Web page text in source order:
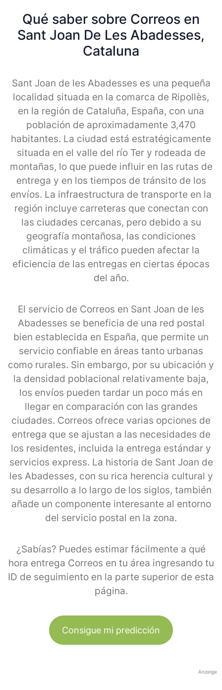
Qué saber sobre Correos en
Sant Joan De Les Abadesses,
Cataluna
Sant Joan de les Abadesses es una pequeña
localidad situada en la comarca de Ripollès,
en la región de Cataluña, España, con una
población de aproximadamente 3,470
habitantes. La ciudad está estratégicamente
situada en el valle del río Ter y rodeada de
montañas, lo que puede influir en las rutas de
entrega y en los tiempos de tránsito de los
envíos. La infraestructura de transporte en la
región incluye carreteras que conectan con
las ciudades cercanas, pero debido a su
geografía montañosa, las condiciones
climáticas y el tráfico pueden afectar la
eficiencia de las entregas en ciertas épocas
del año.
El servicio de Correos en Sant Joan de les
Abadesses se beneficia de una red postal
bien establecida en España, que permite un
servicio confiable en áreas tanto urbanas
como rurales. Sin embargo, por su ubicación y
la densidad poblacional relativamente baja,
los envíos pueden tardar un poco más en
llegar en comparación con las grandes
ciudades. Correos ofrece varias opciones de
entrega que se ajustan a las necesidades de
los residentes, incluida la entrega estándar y
servicios express. La historia de Sant Joan de
les Abadesses, con su rica herencia cultural y
su desarrollo a lo largo de los siglos, también
añade un componente interesante al entorno
del servicio postal en la zona.
¿Sabías? Puedes estimar fácilmente a qué
hora entrega Correos en tu área ingresando tu
ID de seguimiento en la parte superior de esta
página.
Consigue mi predicción
Anzeige